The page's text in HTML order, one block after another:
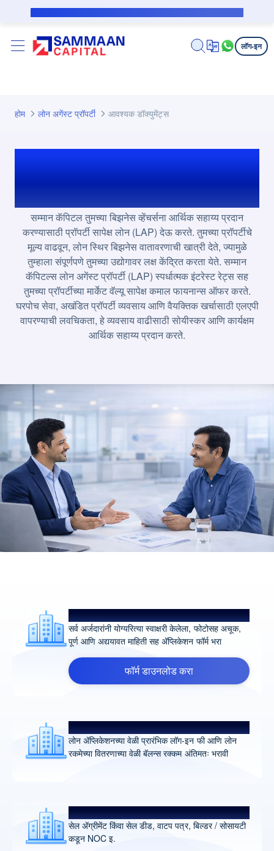
मुख्य घटक वगळा
लॉग-इन
होम लोन अगेंस्ट प्रॉपर्टी आवश्यक डॉक्युमेंट्स
लोन अगेंस्ट प्रॉपर्टी साठी
सम्मान कॅपिटल तुमच्या बिझनेस व्हेंचर्सना आर्थिक सहाय्य प्रदान
करण्यासाठी प्रॉपर्टी सापेक्ष लोन (LAP) देऊ करते. तुमच्या प्रॉपर्टीचे
मूल्य वाढवून, लोन स्थिर बिझनेस वातावरणाची खात्री देते, ज्यामुळे
तुम्हाला संपूर्णपणे तुमच्या उद्योगावर लक्ष केंद्रित करता येते. सम्मान
कॅपिटल्स लोन अगेंस्ट प्रॉपर्टी (LAP) स्पर्धात्मक इंटरेस्ट रेट्स सह
तुमच्या प्रॉपर्टीच्या मार्केट वॅल्यू सापेक्ष कमाल फायनान्स ऑफर करते.
घरपोच सेवा, अखंडित प्रॉपर्टी व्यवसाय आणि वैयक्तिक खर्चासाठी एलएपी
वापरण्याची लवचिकता, हे व्यवसाय वाढीसाठी सोयीस्कर आणि कार्यक्षम
आर्थिक सहाय्य प्रदान करते.
योग्यरित्या स्वाक्षरी केलेला ॲप्लिकेशन फॉर्म
सर्व अर्जदारांनी योग्यरित्या स्वाक्षरी केलेला, फोटोसह अचूक,
पूर्ण आणि अद्ययावत माहिती सह ॲप्लिकेशन फॉर्म भरा
फॉर्म डाउनलोड करा
प्रोसेसिंग फी चेक
लोन ॲप्लिकेशनच्या वेळी प्रारंभिक लॉग-इन फी आणि लोन
रकमेच्या वितरणाच्या वेळी बॅलन्स रक्कम अंतिमतः भरावी
प्रॉपर्टी डॉक्युमेंट्स
सेल ॲग्रीमेंट किंवा सेल डीड, वाटप पत्र, बिल्डर / सोसायटी
कडून NOC इ.